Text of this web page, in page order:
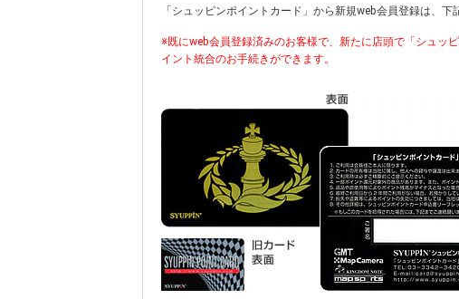
「シュッピンポイントカード」から新規web会員登録は、下
※既にweb会員登録済みのお客様で、新たに店頭で「シュッ
イント統合のお手続きができます。